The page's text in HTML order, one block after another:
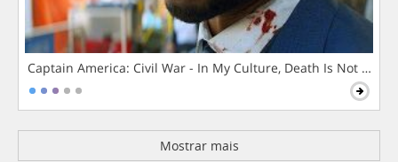
Captain America: Civil War - In My Culture, Death Is Not The
Mostrar mais